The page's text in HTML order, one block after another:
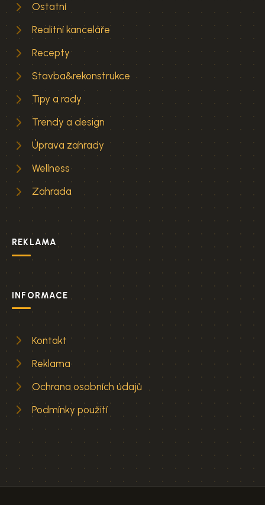
Ostatní
Realitní kanceláře
Recepty
Stavba&rekonstrukce
Tipy a rady
Trendy a design
Úprava zahrady
Wellness
Zahrada
REKLAMA
INFORMACE
Kontakt
Reklama
Ochrana osobních údajů
Podmínky použití